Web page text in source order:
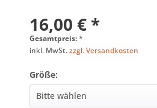
16,00 € *
Gesamtpreis:*
inkl. MwSt.zzgl. Versandkosten
Größe: